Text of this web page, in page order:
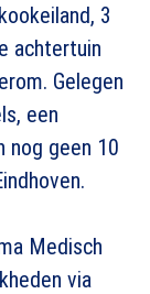
3
achtertuin
Gelegen
een
nog geen 10
Medisch
via